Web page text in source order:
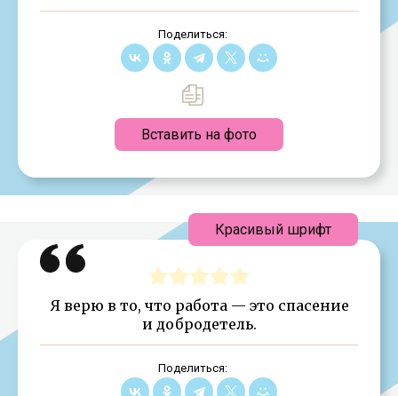
Поделиться:
Вставить на фото
Я верю в то, что работа — это спасение
и добродетель.
Поделиться:
Красивый шрифт